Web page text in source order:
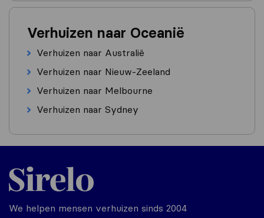
Verhuizen naar Oceanië
Verhuizen naar Australië
Verhuizen naar Nieuw-Zeeland
Verhuizen naar Melbourne
Verhuizen naar Sydney
We helpen mensen verhuizen sinds 2004